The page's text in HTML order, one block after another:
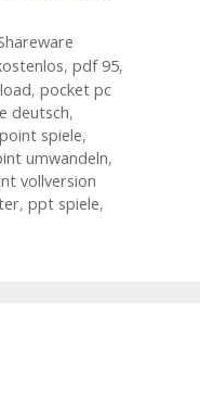
, pdf 95,
, pocket pc
deutsch,
spiele,
umwandeln,
vollversion
, ppt spiele,